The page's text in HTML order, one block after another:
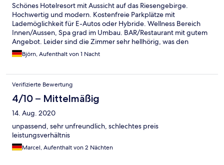
Schönes Hotelresort mit Aussicht auf das Riesengebirge.
Hochwertig und modern. Kostenfreie Parkplätze mit
Lademöglichkeit für E-Autos oder Hybride. Wellness Bereich
Innen/Aussen, Spa grad im Umbau. BAR/Restaurant mit gutem
Angebot. Leider sind die Zimmer sehr hellhörig, was den
Gesamteindruck schmälert. Insgesamt ist mir die Anlage zu groß
gewesen, denn dadurch waren sehr viele Gäste vor Ort. Wen
Björn, Aufenthalt von 1 Nacht
Verifizierte Bewertung
4/10 – Mittelmäßig
14. Aug. 2020
unpassend, sehr unfreundlich, schlechtes preis
leistungsverhältnis
Marcel, Aufenthalt von 2 Nächten